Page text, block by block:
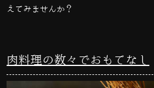
えてみませんか？
肉料理の数々でおもてなし